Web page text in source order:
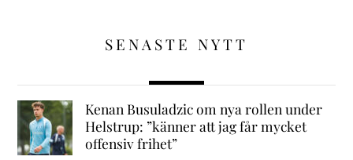
SENASTE NYTT
Kenan Busuladzic om nya rollen under
Helstrup: ”känner att jag får mycket
offensiv frihet”